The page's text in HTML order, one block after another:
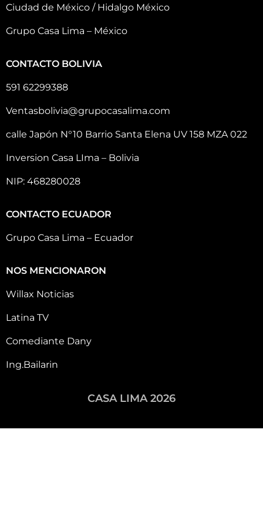
Ciudad de México / Hidalgo México
Grupo Casa Lima – México
CONTACTO BOLIVIA
591 62299388
Ventasbolivia@grupocasalima.com
calle Japón N°10 Barrio Santa Elena UV 158 MZA 022
Inversion Casa LIma – Bolivia
NIP: 468280028
CONTACTO ECUADOR
Grupo Casa Lima – Ecuador
NOS MENCIONARON
Willax Noticias
Latina TV
Comediante Dany
Ing.Bailarin
CASA LIMA 2026